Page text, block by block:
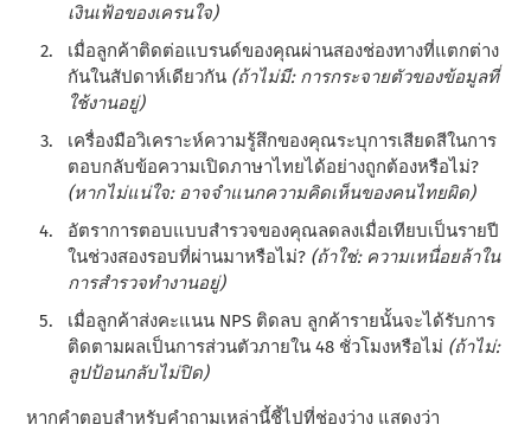
เงินเฟ้อของเครนใจ)
เมื่อลูกค้าติดต่อแบรนด์ของคุณผ่านสองช่องทางที่แตกต่าง
กันในสัปดาห์เดียวกัน (ถ้าไม่มี: การกระจายตัวของข้อมูลที่
ใช้งานอยู่)
เครื่องมือวิเคราะห์ความรู้สึกของคุณระบุการเสียดสีในการ
ตอบกลับข้อความเปิดภาษาไทยได้อย่างถูกต้องหรือไม่?
(หากไม่แน่ใจ: อาจจําแนกความคิดเห็นของคนไทยผิด)
อัตราการตอบแบบสํารวจของคุณลดลงเมื่อเทียบเป็นรายปี
ในช่วงสองรอบที่ผ่านมาหรือไม่? (ถ้าใช่: ความเหนื่อยล้าใน
การสํารวจทํางานอยู่)
เมื่อลูกค้าส่งคะแนน NPS ติดลบ ลูกค้ารายนั้นจะได้รับการ
ติดตามผลเป็นการส่วนตัวภายใน 48 ชั่วโมงหรือไม่ (ถ้าไม่:
ลูปป้อนกลับไม่ปิด)
หากคําตอบสําหรับคําถามเหล่านี้ชี้ไปที่ช่องว่าง แสดงว่า